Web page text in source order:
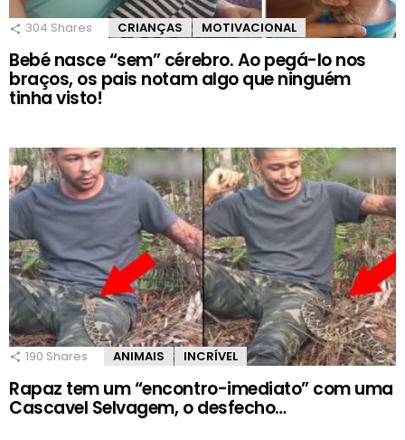
304 Shares CRIANÇAS MOTIVACIONAL
Bebé nasce “sem” cérebro. Ao pegá-lo nos
braços, os pais notam algo que ninguém
tinha visto!
190 Shares ANIMAIS INCRÍVEL
Rapaz tem um “encontro-imediato” com uma
Cascavel Selvagem, o desfecho…